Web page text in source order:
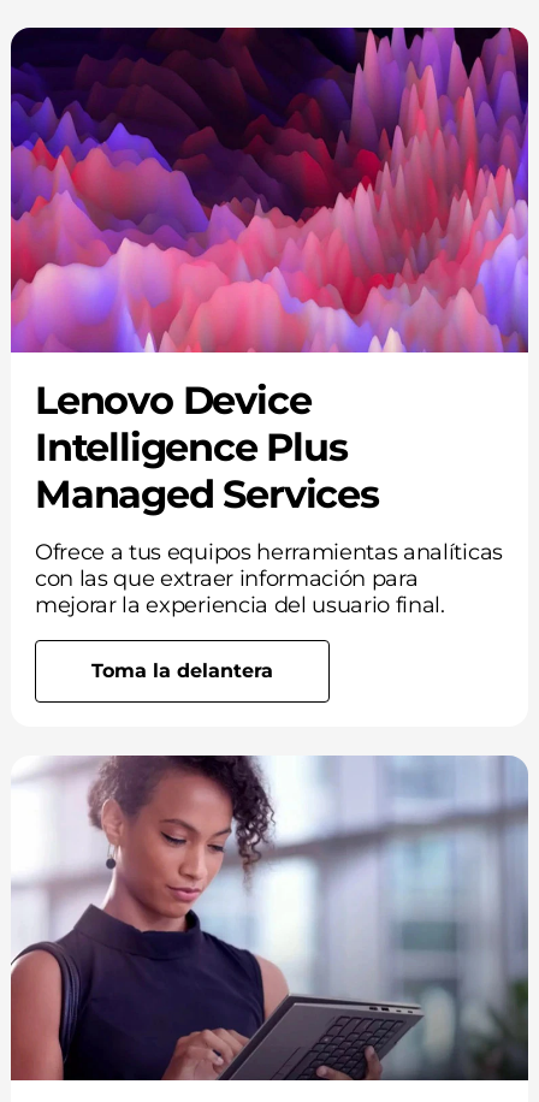
Lenovo Device
Intelligence Plus
Managed Services
Ofrece a tus equipos herramientas analíticas
con las que extraer información para
mejorar la experiencia del usuario final.
Toma la delantera